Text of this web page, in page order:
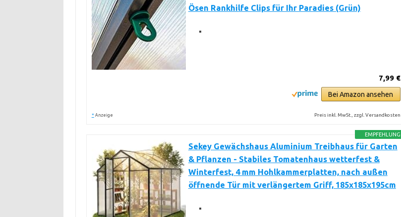
Ösen Rankhilfe Clips für Ihr Paradies (Grün)
7,99 €
Bei Amazon ansehen
* Anzeige Preis inkl. MwSt., zzgl. Versandkosten
EMPFEHLUNG
Sekey Gewächshaus Aluminium Treibhaus für Garten
& Pflanzen - Stabiles Tomatenhaus wetterfest &
Winterfest, 4 mm Hohlkammerplatten, nach außen
öffnende Tür mit verlängertem Griff, 185x185x195cm